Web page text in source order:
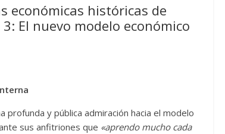
económicas históricas de
El nuevo modelo económico
profunda y pública admiración hacia el modelo
sus anfitriones que «aprendo mucho cada